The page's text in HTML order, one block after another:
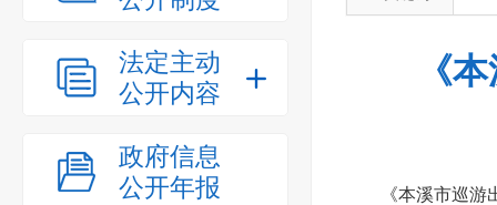
法定主动
公开内容
政府信息
公开年报
《
《本溪市巡游出